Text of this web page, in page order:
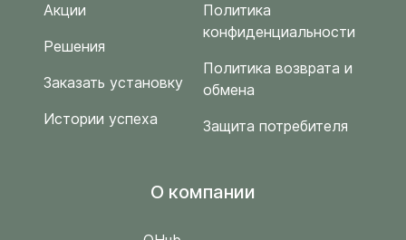
Акции
Решения
Заказать установку
Истории успеха
Политика
конфиденциальности
Политика возврата и
обмена
Защита потребителя
O компании